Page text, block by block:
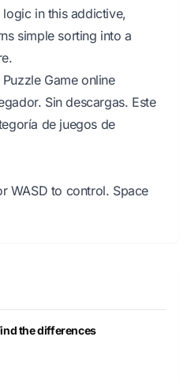
in this addictive,
simple sorting into a
Game online
Sin descargas. Este
de juegos de
WASD to control. Space
the differences